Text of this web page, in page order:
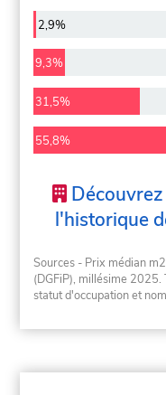
2,9%
9,3%
31,5%
55,8%
l'historique
Sources - Prix médian
(DGFiP), millésime
statut d'occupation et